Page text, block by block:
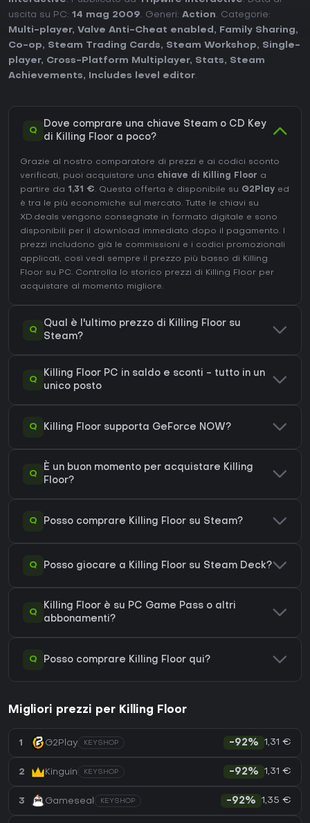
uscita su PC: 14 mag 2009. Generi: Action. Categorie:
Multi-player, Valve Anti-Cheat enabled , Family Sharing,
Co-op, Steam Trading Cards, Steam Workshop, Single-
player, Cross-Platform Multiplayer, Stats, Steam
Achievements, Includes level editor.
Q
Dove comprare una chiave Steam o CD Key
di Killing Floor a poco?
Grazie al nostro comparatore di prezzi e ai codici sconto
verificati, puoi acquistare una chiave di Killing Floor a
partire da 1,31 €. Questa offerta è disponibile su G2Play ed
è tra le più economiche sul mercato. Tutte le chiavi su
XD.deals vengono consegnate in formato digitale e sono
disponibili per il download immediato dopo il pagamento. I
prezzi includono già le commissioni e i codici promozionali
applicati, così vedi sempre il prezzo più basso di Killing
Floor su PC. Controlla lo storico prezzi di Killing Floor per
acquistare al momento migliore.
Q
Qual è l'ultimo prezzo di Killing Floor su
Steam?
Q
Killing Floor PC in saldo e sconti - tutto in un
unico posto
Q Killing Floor supporta GeForce NOW?
Q
È un buon momento per acquistare Killing
Floor?
Q Posso comprare Killing Floor su Steam?
Q Posso giocare a Killing Floor su Steam Deck?
Q
Killing Floor è su PC Game Pass o altri
abbonamenti?
Q Posso comprare Killing Floor qui?
Migliori prezzi per Killing Floor
1 G2Play KEYSHOP -92% 1,31 €
2 Kinguin KEYSHOP -92% 1,31 €
3 Gameseal KEYSHOP -92% 1,35 €